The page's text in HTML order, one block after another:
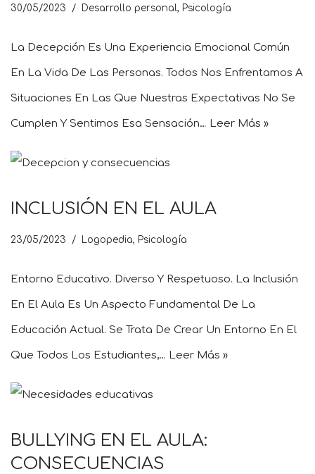
30/05/2023 Desarrollo personal, Psicología
La Decepción Es Una Experiencia Emocional Común
En La Vida De Las Personas. Todos Nos Enfrentamos A
Situaciones En Las Que Nuestras Expectativas No Se
Cumplen Y Sentimos Esa Sensación… Leer Más »
INCLUSIÓN EN EL AULA
23/05/2023 Logopedia, Psicología
Entorno Educativo. Diverso Y Respetuoso. La Inclusión
En El Aula Es Un Aspecto Fundamental De La
Educación Actual. Se Trata De Crear Un Entorno En El
Que Todos Los Estudiantes,… Leer Más »
BULLYING EN EL AULA:
CONSECUENCIAS